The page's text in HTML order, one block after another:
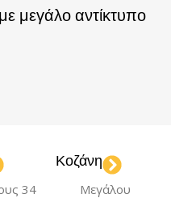
μεγάλο αντίκτυπο
34
Κοζάνη
Μεγάλου